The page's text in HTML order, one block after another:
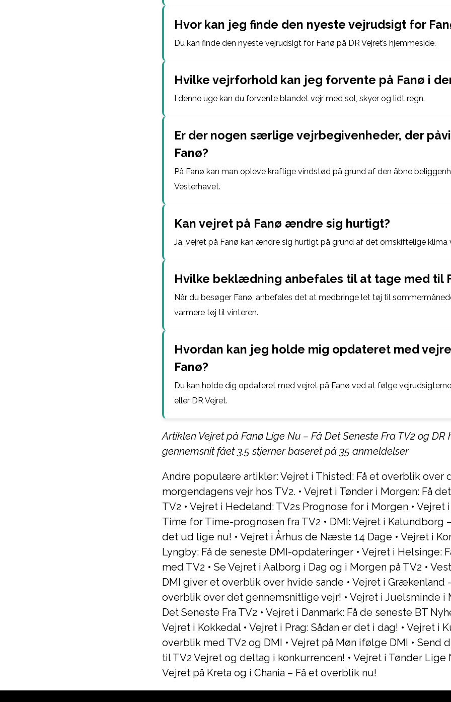
Hvor kan jeg finde den nyeste vejrudsigt for
Du kan finde den nyeste vejrudsigt for Fanø på DR Vejret’s hjemmeside.
Hvilke vejrforhold kan jeg forvente på Fanø i
I denne uge kan du forvente blandet vejr med sol, skyer og lidt regn.
Er der nogen særlige vejrbegivenheder, der
Fanø?
På Fanø kan man opleve kraftige vindstød på grund af den åbne
Vesterhavet.
Kan vejret på Fanø ændre sig hurtigt?
Ja, vejret på Fanø kan ændre sig hurtigt på grund af det omskiftelige klima
Hvilke beklædning anbefales til at tage med til
Når du besøger Fanø, anbefales det at medbringe let tøj til
varmere tøj til vinteren.
Hvordan kan jeg holde mig opdateret med
Fanø?
Du kan holde dig opdateret med vejret på Fanø ved at følge
eller DR Vejret.
Artiklen Vejret på Fanø Lige Nu – Få Det Seneste Fra TV2 og DR
gennemsnit fået 3.5 stjerner baseret på 35 anmeldelser
Andre populære artikler:Vejret i Thisted: Få et overblik over
morgendagens vejr hos TV2. • Vejret i Tønder i Morgen: Få
TV2 • Vejret i Hedeland: TV2s Prognose for i Morgen • Vejret
Time for Time-prognosen fra TV2 • DMI: Vejret i Kalundborg
det ud lige nu! • Vejret i Århus de Næste 14 Dage • Vejret i
Lyngby: Få de seneste DMI-opdateringer • Vejret i Helsinge:
med TV2 • Se Vejret i Aalborg i Dag og i Morgen på TV2 •
DMI giver et overblik over hvide sande • Vejret i Grækenland
overblik over det gennemsnitlige vejr! • Vejret i Juelsminde i
Det Seneste Fra TV2 • Vejret i Danmark: Få de seneste BT
Vejret i Kokkedal• Vejret i Prag: Sådan er det i dag! • Vejret i
overblik med TV2 og DMI • Vejret på Møn ifølge DMI • Send
til TV2 Vejret og deltag i konkurrencen! • Vejret i Tønder Lige
Vejret på Kreta og i Chania – Få et overblik nu!